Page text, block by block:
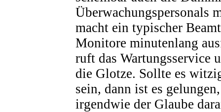
Überwachungspersonals
macht ein typischer
Monitore minutenlang
ruft das Wartungsservice
die Glotze. Sollte es
sein, dann ist es
irgendwie der Glaube